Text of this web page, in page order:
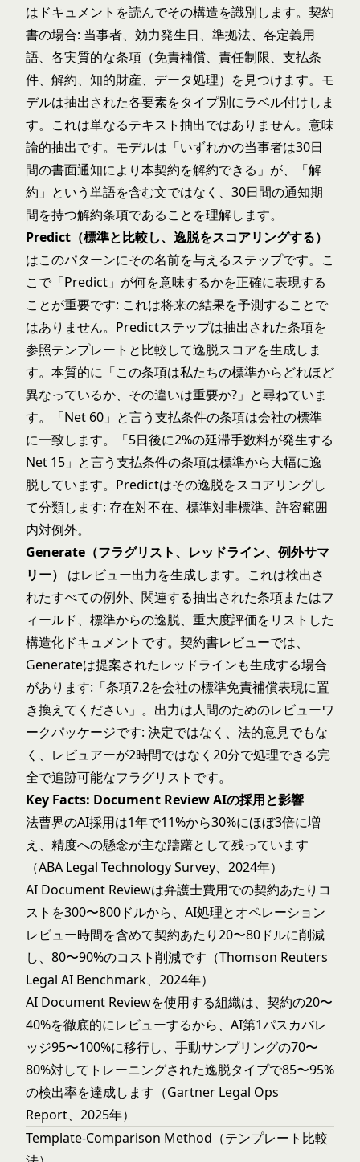
はドキュメントを読んでその構造を識別します。契約
書の場合: 当事者、効力発生日、準拠法、各定義用
語、各実質的な条項（免責補償、責任制限、支払条
件、解約、知的財産、データ処理）を見つけます。モ
デルは抽出された各要素をタイプ別にラベル付けしま
す。これは単なるテキスト抽出ではありません。意味
論的抽出です。モデルは「いずれかの当事者は30日
間の書面通知により本契約を解約できる」が、「解
約」という単語を含む文ではなく、30日間の通知期
間を持つ解約条項であることを理解します。
Predict（標準と比較し、逸脱をスコアリングする）
はこのパターンにその名前を与えるステップです。こ
こで「Predict」が何を意味するかを正確に表現する
ことが重要です: これは将来の結果を予測することで
はありません。Predictステップは抽出された条項を
参照テンプレートと比較して逸脱スコアを生成しま
す。本質的に「この条項は私たちの標準からどれほど
異なっているか、その違いは重要か?」と尋ねていま
す。「Net 60」と言う支払条件の条項は会社の標準
に一致します。「5日後に2%の延滞手数料が発生する
Net 15」と言う支払条件の条項は標準から大幅に逸
脱しています。Predictはその逸脱をスコアリングし
て分類します: 存在対不在、標準対非標準、許容範囲
内対例外。
Generate（フラグリスト、レッドライン、例外サマ
リー）
はレビュー出力を生成します。これは検出さ
れたすべての例外、関連する抽出された条項またはフ
ィールド、標準からの逸脱、重大度評価をリストした
構造化ドキュメントです。契約書レビューでは、
Generateは提案されたレッドラインも生成する場合
があります:「条項7.2を会社の標準免責補償表現に置
き換えてください」。出力は人間のためのレビューワ
ークパッケージです: 決定ではなく、法的意見でもな
く、レビュアーが2時間ではなく20分で処理できる完
全で追跡可能なフラグリストです。
Key Facts: Document Review AIの採用と影響
法曹界のAI採用は1年で11%から30%にほぼ3倍に増
え、精度への懸念が主な躊躇として残っています
（ABA Legal Technology Survey、2024年）
AI Document Reviewは弁護士費用での契約あたりコ
ストを300〜800ドルから、AI処理とオペレーション
レビュー時間を含めて契約あたり20〜80ドルに削減
し、80〜90%のコスト削減です（Thomson Reuters
Legal AI Benchmark、2024年）
AI Document Reviewを使用する組織は、契約の20〜
40%を徹底的にレビューするから、AI第1パスカバレ
ッジ95〜100%に移行し、手動サンプリングの70〜
80%対してトレーニングされた逸脱タイプで85〜95%
の検出率を達成します（Gartner Legal Ops
Report、2025年）
Template-Comparison Method（テンプレート比較